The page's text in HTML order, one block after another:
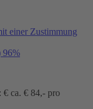
einer Zustimmung
96%
ca. € 84,- pro